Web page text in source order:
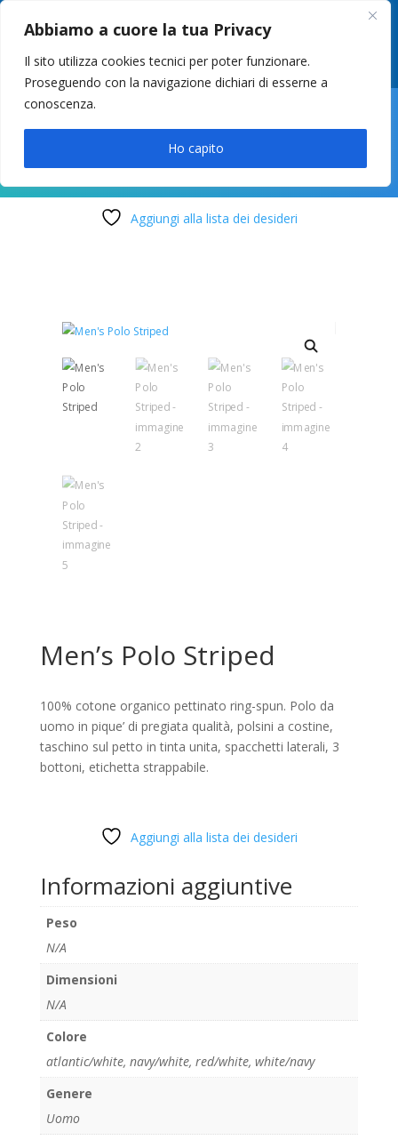
Abbiamo a cuore la tua Privacy
Il sito utilizza cookies tecnici per poter funzionare.
Proseguendo con la navigazione dichiari di esserne a
conoscenza.
Ho capito
049 8627946 –info@cstosetto.it
LUN-VEN 9-12 / 14:30-17
Aggiungi alla lista dei desideri
Men’s Polo Striped
100% cotone organico pettinato ring-spun. Polo da
uomo in pique’ di pregiata qualità, polsini a costine,
taschino sul petto in tinta unita, spacchetti laterali, 3
bottoni, etichetta strappabile.
Aggiungi alla lista dei desideri
Informazioni aggiuntive
Peso
N/A
Dimensioni
N/A
Colore
atlantic/white, navy/white, red/white, white/navy
Genere
Uomo